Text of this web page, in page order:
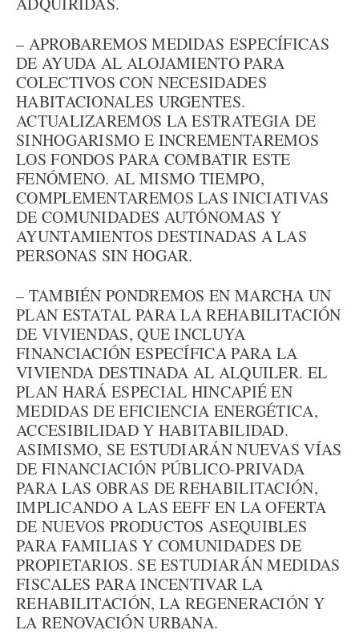
– APROBAREMOS MEDIDAS ESPECÍFICAS
DE AYUDA AL ALOJAMIENTO PARA
COLECTIVOS CON NECESIDADES
HABITACIONALES URGENTES.
ACTUALIZAREMOS LA ESTRATEGIA DE
SINHOGARISMO E INCREMENTAREMOS
LOS FONDOS PARA COMBATIR ESTE
FENÓMENO. AL MISMO TIEMPO,
COMPLEMENTAREMOS LAS INICIATIVAS
DE COMUNIDADES AUTÓNOMAS Y
AYUNTAMIENTOS DESTINADAS A LAS
PERSONAS SIN HOGAR.
– TAMBIÉN PONDREMOS EN MARCHA UN
PLAN ESTATAL PARA LA REHABILITACIÓN
DE VIVIENDAS, QUE INCLUYA
FINANCIACIÓN ESPECÍFICA PARA LA
VIVIENDA DESTINADA AL ALQUILER. EL
PLAN HARÁ ESPECIAL HINCAPIÉ EN
MEDIDAS DE EFICIENCIA ENERGÉTICA,
ACCESIBILIDAD Y HABITABILIDAD.
ASIMISMO, SE ESTUDIARÁN NUEVAS VÍAS
DE FINANCIACIÓN PÚBLICO-PRIVADA
PARA LAS OBRAS DE REHABILITACIÓN,
IMPLICANDO A LAS EEFF EN LA OFERTA
DE NUEVOS PRODUCTOS ASEQUIBLES
PARA FAMILIAS Y COMUNIDADES DE
PROPIETARIOS. SE ESTUDIARÁN MEDIDAS
FISCALES PARA INCENTIVAR LA
REHABILITACIÓN, LA REGENERACIÓN Y
LA RENOVACIÓN URBANA.